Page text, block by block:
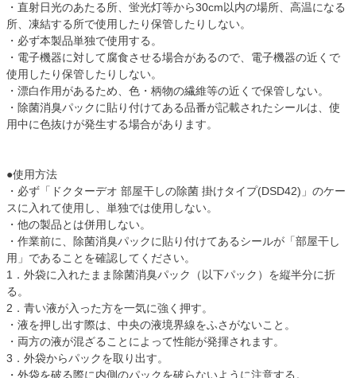
・直射日光のあたる所、蛍光灯等から30cm以内の場所、高温になる
所、凍結する所で使用したり保管したりしない。
・必ず本製品単独で使用する。
・電子機器に対して腐食させる場合があるので、電子機器の近くで
使用したり保管したりしない。
・漂白作用があるため、色・柄物の繊維等の近くで保管しない。
・除菌消臭パックに貼り付けてある品番が記載されたシールは、使
用中に色抜けが発生する場合があります。
●使用方法
・必ず「ドクターデオ 部屋干しの除菌 掛けタイプ(DSD42)」のケー
スに入れて使用し、単独では使用しない。
・他の製品とは併用しない。
・作業前に、除菌消臭パックに貼り付けてあるシールが「部屋干し
用」であることを確認してください。
1．外袋に入れたまま除菌消臭パック（以下パック）を縦半分に折
る。
2．青い液が入った方を一気に強く押す。
・液を押し出す際は、中央の液境界線をふさがないこと。
・両方の液が混ざることによって性能が発揮されます。
3．外袋からパックを取り出す。
・外袋を破る際に内側のパックを破らないように注意する。